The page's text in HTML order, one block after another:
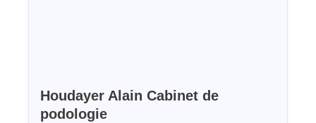
Houdayer Alain Cabinet de
podologie